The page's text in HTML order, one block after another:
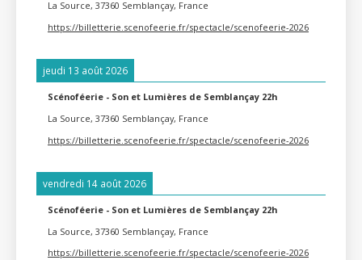
La Source, 37360 Semblançay, France
https://billetterie.scenofeerie.fr/spectacle/scenofeerie-2026
jeudi 13 août 2026
Scénoféerie - Son et Lumières de Semblançay 22h
La Source, 37360 Semblançay, France
https://billetterie.scenofeerie.fr/spectacle/scenofeerie-2026
vendredi 14 août 2026
Scénoféerie - Son et Lumières de Semblançay 22h
La Source, 37360 Semblançay, France
https://billetterie.scenofeerie.fr/spectacle/scenofeerie-2026